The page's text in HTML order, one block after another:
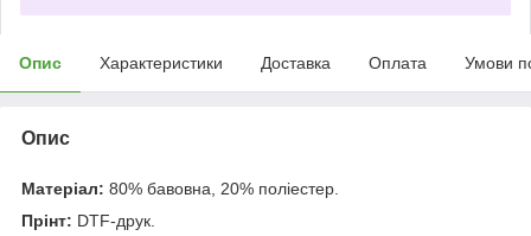
Опис Характеристики Доставка Оплата Умови
Опис
Матеріал: 80% бавовна, 20% поліестер.
Прінт: DTF-друк.